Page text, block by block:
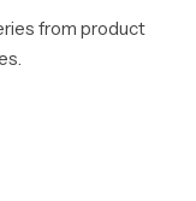
from product